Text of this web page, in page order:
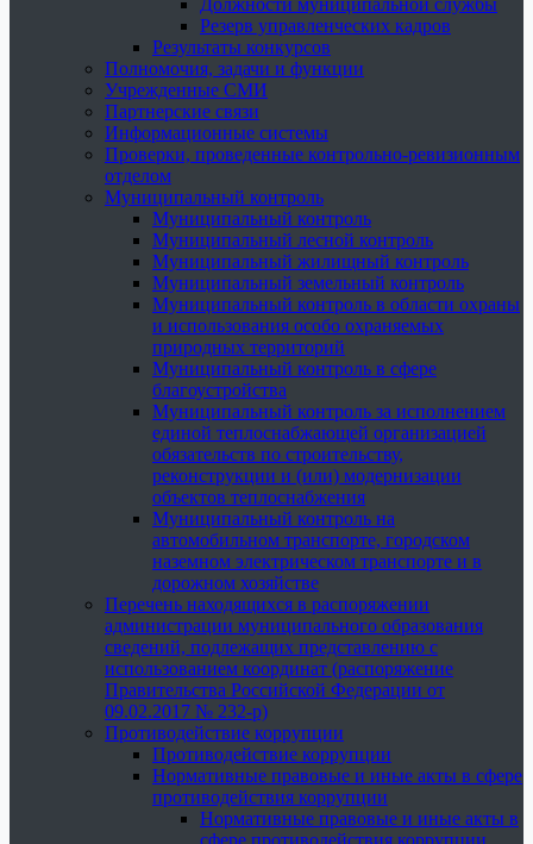
Должности муниципальной службы
Резерв управленческих кадров
Результаты конкурсов
Полномочия, задачи и функции
Учрежденные СМИ
Партнерские связи
Информационные системы
Проверки, проведенные контрольно-ревизионным
отделом
Муниципальный контроль
Муниципальный контроль
Муниципальный лесной контроль
Муниципальный жилищный контроль
Муниципальный земельный контроль
Муниципальный контроль в области охраны
и использования особо охраняемых
природных территорий
Муниципальный контроль в сфере
благоустройства
Муниципальный контроль за исполнением
единой теплоснабжающей организацией
обязательств по строительству,
реконструкции и (или) модернизации
объектов теплоснабжения
Муниципальный контроль на
автомобильном транспорте, городском
наземном электрическом транспорте и в
дорожном хозяйстве
Перечень находящихся в распоряжении
администрации муниципального образования
сведений, подлежащих представлению с
использованием координат (распоряжение
Правительства Российской Федерации от
09.02.2017 № 232-р)
Противодействие коррупции
Противодействие коррупции
Нормативные правовые и иные акты в сфере
противодействия коррупции
Нормативные правовые и иные акты в
сфере противодействия коррупции